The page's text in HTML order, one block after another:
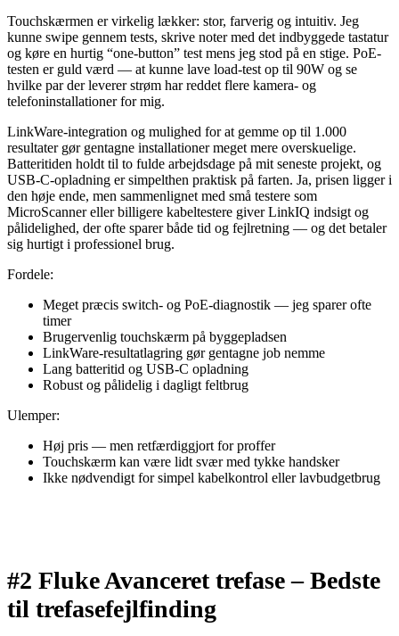
Touchskærmen er virkelig lækker: stor, farverig og intuitiv. Jeg
kunne swipe gennem tests, skrive noter med det indbyggede tastatur
og køre en hurtig “one-button” test mens jeg stod på en stige. PoE-
testen er guld værd — at kunne lave load-test op til 90W og se
hvilke par der leverer strøm har reddet flere kamera- og
telefoninstallationer for mig.
LinkWare-integration og mulighed for at gemme op til 1.000
resultater gør gentagne installationer meget mere overskuelige.
Batteritiden holdt til to fulde arbejdsdage på mit seneste projekt, og
USB-C-opladning er simpelthen praktisk på farten. Ja, prisen ligger i
den høje ende, men sammenlignet med små testere som
MicroScanner eller billigere kabeltestere giver LinkIQ indsigt og
pålidelighed, der ofte sparer både tid og fejlretning — og det betaler
sig hurtigt i professionel brug.
Fordele:
Meget præcis switch- og PoE-diagnostik — jeg sparer ofte
timer
Brugervenlig touchskærm på byggepladsen
LinkWare-resultatlagring gør gentagne job nemme
Lang batteritid og USB-C opladning
Robust og pålidelig i dagligt feltbrug
Ulemper:
Høj pris — men retfærdiggjort for proffer
Touchskærm kan være lidt svær med tykke handsker
Ikke nødvendigt for simpel kabelkontrol eller lavbudgetbrug
#2 Fluke Avanceret trefase –Bedste
til trefasefejlfinding